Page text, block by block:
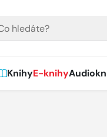
KnihyE-knihy